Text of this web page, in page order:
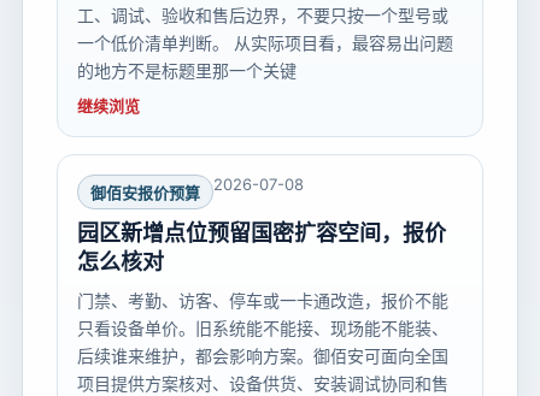
工、调试、验收和售后边界，不要只按一个型号或
一个低价清单判断。 从实际项目看，最容易出问题
的地方不是标题里那一个关键
继续浏览
御佰安报价预算 2026-07-08
园区新增点位预留国密扩容空间，报价
怎么核对
门禁、考勤、访客、停车或一卡通改造，报价不能
只看设备单价。旧系统能不能接、现场能不能装、
后续谁来维护，都会影响方案。御佰安可面向全国
项目提供方案核对、设备供货、安装调试协同和售